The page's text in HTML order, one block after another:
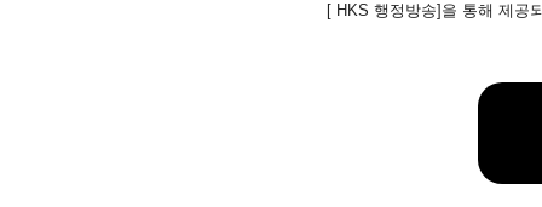
[ HKS 행정방송]을 통해 제공